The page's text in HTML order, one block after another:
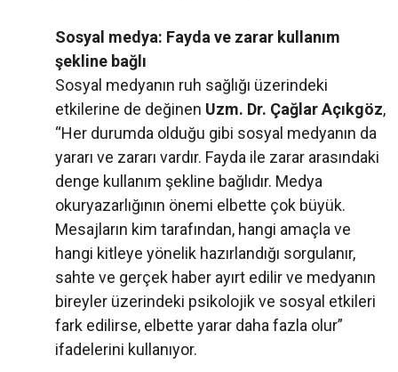
Sosyal medya: Fayda ve zarar kullanım
şekline bağlı
Sosyal medyanın ruh sağlığı üzerindeki
etkilerine de değinen Uzm. Dr. Çağlar Açıkgöz,
“Her durumda olduğu gibi sosyal medyanın da
yararı ve zararı vardır. Fayda ile zarar arasındaki
denge kullanım şekline bağlıdır. Medya
okuryazarlığının önemi elbette çok büyük.
Mesajların kim tarafından, hangi amaçla ve
hangi kitleye yönelik hazırlandığı sorgulanır,
sahte ve gerçek haber ayırt edilir ve medyanın
bireyler üzerindeki psikolojik ve sosyal etkileri
fark edilirse, elbette yarar daha fazla olur”
ifadelerini kullanıyor.